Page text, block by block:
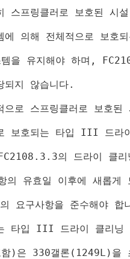
스프링클러로 보호된 시설
에 의해 전체적으로 보호
을 유지해야 하며 ,
되지 않습니다.
으로 스프링클러로 보호된
보호되는 타입 III 드라
의 드라이 클
의 유효일 이후에 새롭
의 요구사항을 준수해야 합
타입 III 드라이 클리닝
) 은 330갤론 (1249L) 을